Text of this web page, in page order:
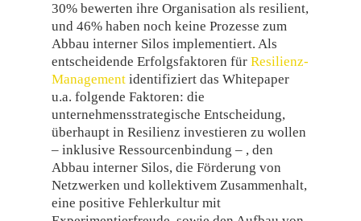
30% bewerten ihre Organisation als resilient,
und 46% haben noch keine Prozesse zum
Abbau interner Silos implementiert. Als
entscheidende Erfolgsfaktoren fürResilienz-
Management identifiziert das Whitepaper
u.a. folgende Faktoren: die
unternehmensstrategische Entscheidung,
überhaupt in Resilienz investieren zu wollen
– inklusive Ressourcenbindung – , den
Abbau interner Silos, die Förderung von
Netzwerken und kollektivem Zusammenhalt,
eine positive Fehlerkultur mit